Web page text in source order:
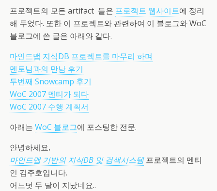
프로젝트의 모든 artifact 들은 프로젝트 웹사이트에 정리
해 두었다. 또한 이 프로젝트와 관련하여 이 블로그와 WoC
블로그에 쓴 글은 아래와 같다.
마인드맵 지식DB 프로젝트를 마무리 하며
멘토님과의 만남 후기
두번째 Snowcamp 후기
WoC 2007 멘티가 되다
WoC 2007 수행 계획서
아래는 WoC 블로그에 포스팅한 전문.
안녕하세요,
마인드맵 기반의 지식DB 및 검색시스템프로젝트의 멘티
인 김주호입니다.
어느덧 두 달이 지났네요..